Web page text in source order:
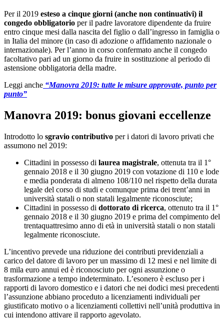
Per il 2019 esteso a cinque giorni (anche non continuativi) il
congedo obbligatorio per il padre lavoratore dipendente da fruire
entro cinque mesi dalla nascita del figlio o dall’ingresso in famiglia o
in Italia del minore (in caso di adozione o affidamento nazionale o
internazionale). Per l’anno in corso confermato anche il congedo
facoltativo pari ad un giorno da fruire in sostituzione al periodo di
astensione obbligatoria della madre.
Leggi anche “Manovra 2019: tutte le misure approvate, punto per
punto”
Manovra 2019: bonus giovani eccellenze
Introdotto lo sgravio contributivo per i datori di lavoro privati che
assumono nel 2019:
Cittadini in possesso di laurea magistrale, ottenuta tra il 1°
gennaio 2018 e il 30 giugno 2019 con votazione di 110 e lode
e media ponderata di almeno 108/110 nel rispetto della durata
legale del corso di studi e comunque prima dei trent’anni in
università statali o non statali legalmente riconosciute;
Cittadini in possesso di dottorato di ricerca, ottenuto tra il 1°
gennaio 2018 e il 30 giugno 2019 e prima del compimento del
trentaquattresimo anno di età in università statali o non statali
legalmente riconosciute.
L’incentivo prevede una riduzione dei contributi previdenziali a
carico del datore di lavoro per un massimo di 12 mesi e nel limite di
8 mila euro annui ed è riconosciuto per ogni assunzione o
trasformazione a tempo indeterminato. L’esonero è escluso per i
rapporti di lavoro domestico e i datori che nei dodici mesi precedenti
l’assunzione abbiano proceduto a licenziamenti individuali per
giustificato motivo o a licenziamenti collettivi nell’unità produttiva in
cui intendono attivare il rapporto agevolato.